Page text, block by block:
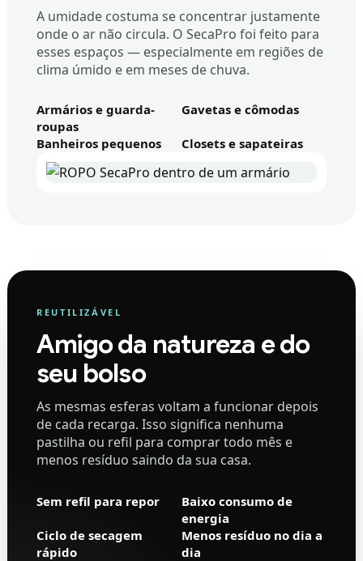
A umidade costuma se concentrar justamente
onde o ar não circula. O SecaPro foi feito para
esses espaços — especialmente em regiões de
clima úmido e em meses de chuva.
Armários e guarda-
roupas
Gavetas e cômodas
Banheiros pequenos Closets e sapateiras
REUTILIZÁVEL
Amigo da natureza e do
seu bolso
As mesmas esferas voltam a funcionar depois
de cada recarga. Isso significa nenhuma
pastilha ou refil para comprar todo mês e
menos resíduo saindo da sua casa.
Sem refil para repor
Baixo consumo de
energia
Ciclo de secagem
rápido
Menos resíduo no dia a
dia